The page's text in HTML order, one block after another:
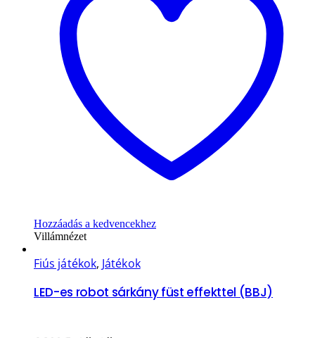
Hozzáadás a kedvencekhez
Villámnézet
Fiús játékok, Játékok
LED-es robot sárkány füst effekttel (BBJ)